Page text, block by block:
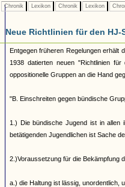
Chronik Lexikon Chronik Lexikon
Neue Richtlinien für den HJ-
Entgegen früheren Regelungen erhält
1938 datierten neuen "Richtlinien
oppositionelle Gruppen an die Hand
"B. Einschreiten gegen bündische
1.) Die bündische Jugend ist in allen
betätigenden Jugendlichen ist Sache
2.)Voraussetzung für die Bekämpfung
a.) die Haltung ist lässig, unordentlich,